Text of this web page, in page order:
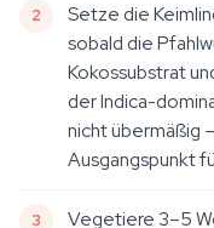
Setze die
sobald die
Kokossubstrat
der Indica-
nicht übermäßig
Ausgangspunkt
Vegetiere 3–5